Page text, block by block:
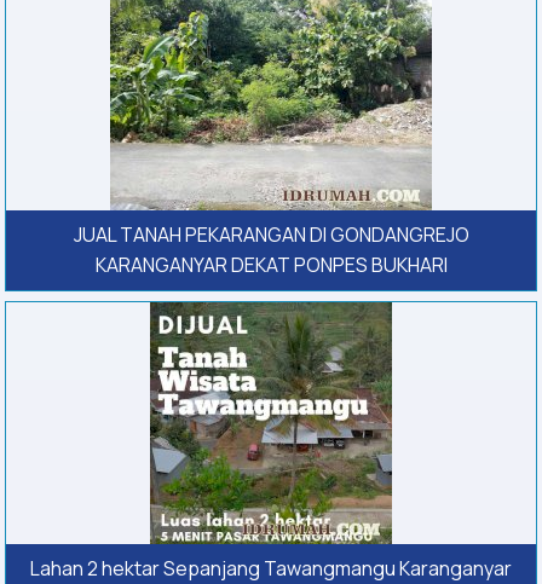
JUAL TANAH PEKARANGAN DI GONDANGREJO
KARANGANYAR DEKAT PONPES BUKHARI
Lahan 2 hektar Sepanjang Tawangmangu Karanganyar